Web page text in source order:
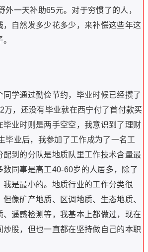
外一天补助65元。对于穷惯了的人，
，自然发多少花多少，来补偿这些年这
同学通过勤俭节约，毕业时候已经攒了
万，还没有毕业就在西宁付了首付款买
毕业时则是两手空空，我意识到了理财
毕业后，我参加了工作成为了一名工
配到的分队是地质队里工作技术含量最
数同事是高工40-60岁的人居多，除了
我是最小的。地质行业的工作分类很
像矿产地质、区调地质、生态地质、
、遥感检测等，我基本上都做过，现在
炒股，但也一直都在坚持做自己的本职